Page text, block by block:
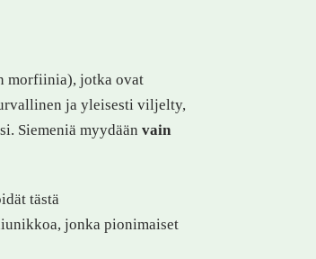
morfiinia), jotka ovat
ja yleisesti viljelty,
Siemeniä myydään vain
tästä
jonka pionimaiset